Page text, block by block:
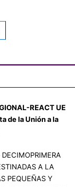
REACT UE
de la Unión a la
A LA
PEQUEÑAS Y